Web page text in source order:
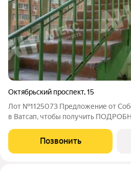
Октябрьский проспект,15
Лот №1125073 Предложение от
в Ватсап, чтобы получить
целый этаж площадью 796,3
центре «Арден» класса «B». Объект
Позвонить